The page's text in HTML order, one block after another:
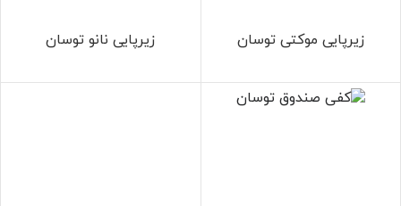
زیرپایی موکتی توسان زیرپایی نانو توسان